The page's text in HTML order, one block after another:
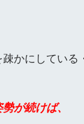
かにしてい
が続けば、